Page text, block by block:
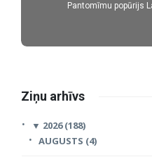
Pantomīmu popūrijs
Ziņu arhīvs
▼ 2026 (188)
AUGUSTS (4)